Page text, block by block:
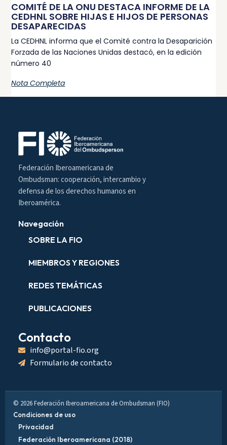
COMITÉ DE LA ONU DESTACA INFORME DE LA
CEDHNL SOBRE HIJAS E HIJOS DE PERSONAS
DESAPARECIDAS
La CEDHNL informa que el Comité contra la Desaparición
Forzada de las Naciones Unidas destacó, en la edición
número 40
Nota Completa
Federación Iberoamericana de
Ombudsman: cooperación, intercambio y
defensa de los derechos humanos en
Iberoamérica.
Navegación
SOBRE LA FIO
MIEMBROS Y REGIONES
REDES TEMÁTICAS
PUBLICACIONES
Contacto
info@portal-fio.org
Formulario de contacto
© 2026 Federación Iberoamericana de Ombudsman (FIO)
Condiciones de uso
Privacidad
Federación Iberoamericana (2018)